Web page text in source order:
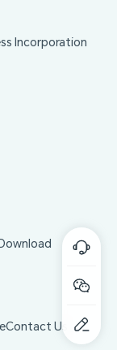
Incorporation
Contact Us